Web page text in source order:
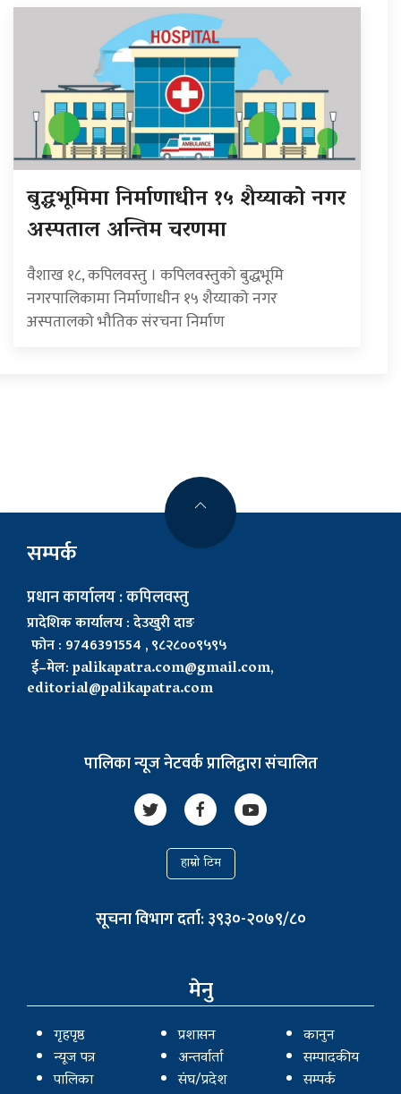
बुद्धभूमिमा निर्माणाधीन १५ शैय्याको नगर
अस्पताल अन्तिम चरणमा
वैशाख १८, कपिलवस्तु । कपिलवस्तुको बुद्धभूमि
नगरपालिकामा निर्माणाधीन १५ शैय्याको नगर
अस्पतालको भौतिक संरचना निर्माण
सम्पर्क
प्रधान कार्यालय : कपिलवस्तु
प्रादेशिक कार्यालय : देउखुरी दाङ
फोन : 9746391554 , ९८२८००९५९५
ई–मेल:palikapatra.com@gmail.com,
editorial@palikapatra.com
पालिका न्यूज नेटवर्क प्रालिद्वारा संचालित
हाम्रो टिम
सूचना विभाग दर्ता: ३९३०-२०७९/८०
मेनु
गृहपृष्ठ
न्यूज पत्र
पालिका
प्रशासन
अन्तर्वार्ता
संघ/प्रदेश
कानुन
सम्पादकीय
सम्पर्क